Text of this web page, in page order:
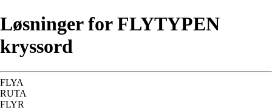
Løsninger for FLYTYPEN
kryssord
FLYA
RUTA
FLYR